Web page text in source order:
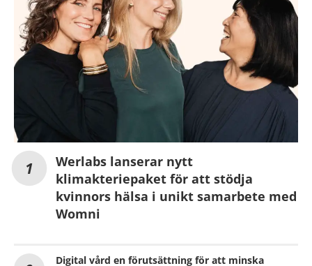
Werlabs lanserar nytt
klimakteriepaket för att stödja
kvinnors hälsa i unikt samarbete med
Womni
Digital vård en förutsättning för att minska